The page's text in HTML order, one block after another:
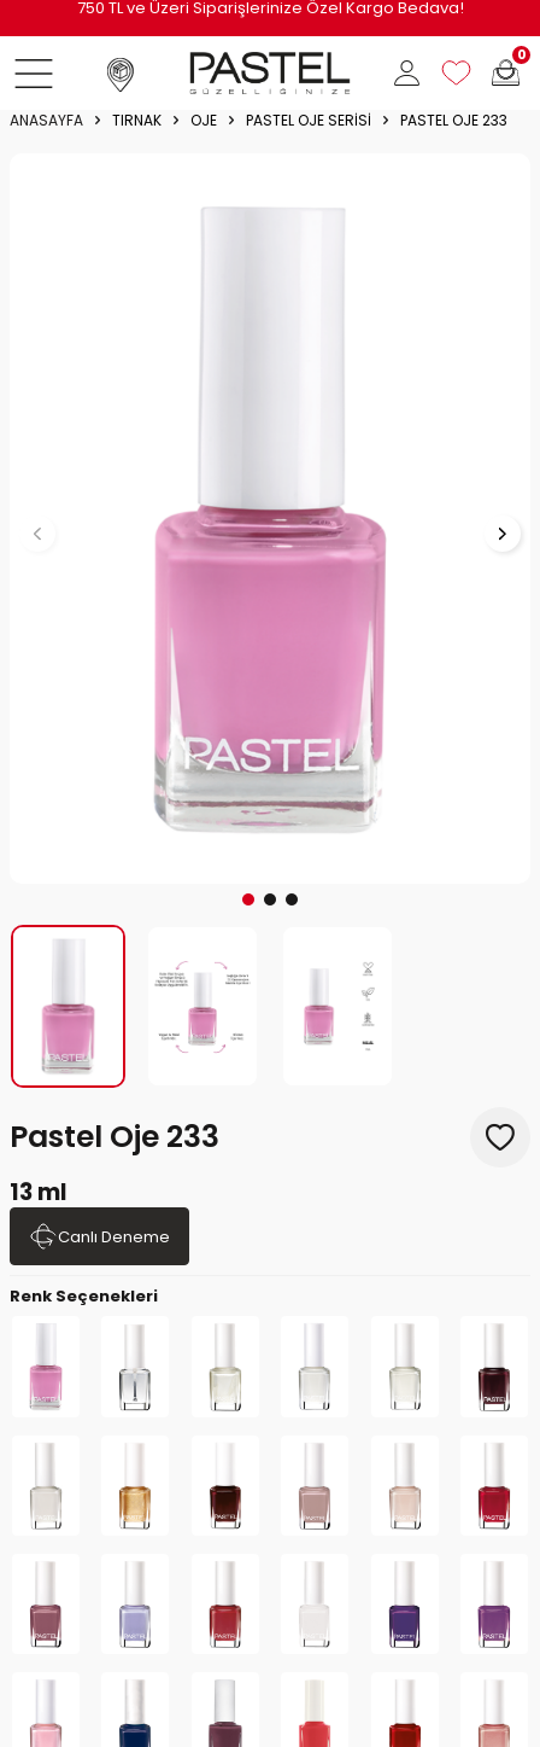
750 TL ve Üzeri Siparişlerinize Özel Kargo Bedava!
0
ANASAYFA TIRNAK OJE PASTEL OJE SERISI PASTEL OJE 233
Pastel Oje 233
13 ml
Canlı Deneme
Renk Seçenekleri